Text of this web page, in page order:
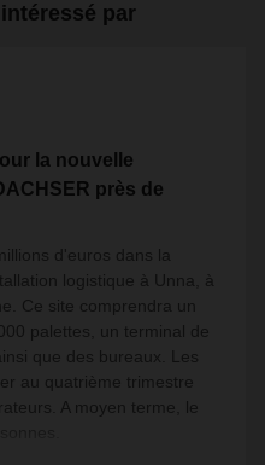
par
la nouvelle
près de
d'euros dans la
logistique à Unna, à
Ce site comprendra un
palettes, un terminal de
que des bureaux. Les
au quatrième trimestre
A moyen terme, le